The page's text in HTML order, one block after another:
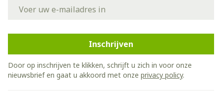
Inschrijven
Door op inschrijven te klikken, schrijft u zich in voor onze
nieuwsbrief en gaat u akkoord met onze privacy policy.